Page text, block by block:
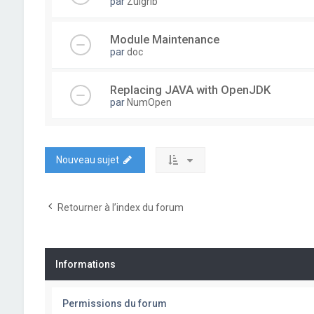
Module Maintenance
pardoc
Replacing JAVA with OpenJDK
par NumOpen
Nouveau sujet
Retourner à l’index du forum
Informations
Permissions du forum